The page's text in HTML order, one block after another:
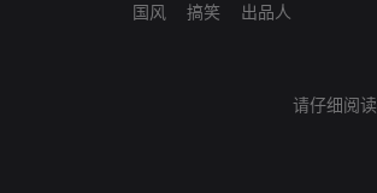
国风
搞笑
出品人
请仔细阅读